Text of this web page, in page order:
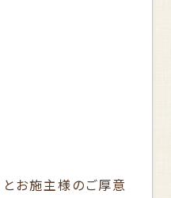
とお施主様のご厚意